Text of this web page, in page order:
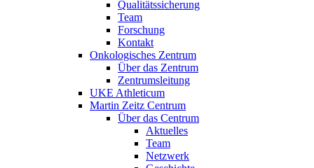
Qualitätssicherung
Team
Forschung
Kontakt
Onkologisches Zentrum
Über das Zentrum
Zentrumsleitung
UKE Athleticum
Martin Zeitz Centrum
Über das Centrum
Aktuelles
Team
Netzwerk